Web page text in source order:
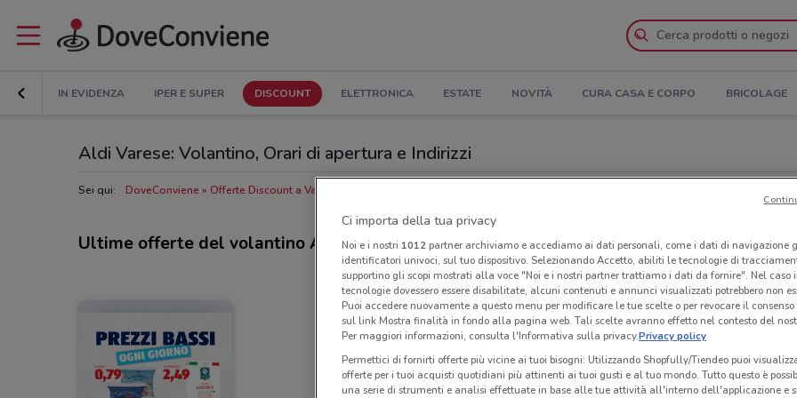
IN EVIDENZA IPER E SUPER DISCOUNT ELETTRONICA ESTATE NOVITÀ CURA CASA E CORPO BRICOLAGE
Aldi Varese: Volantino, Orari di apertura e Indirizzi
Sei qui: DoveConviene Offerte Discount a Varese
Ultime offerte del volantino Aldi
Ci importa della tua privacy
Noi e i nostri 1012partner archiviamo e accediamo ai dati personali, come i dati di navigazione
identificatori univoci, sul tuo dispositivo. Selezionando Accetto, abiliti le tecnologie di
supportino gli scopi mostrati alla voce "Noi e i nostri partner trattiamo i dati da fornire". Nel caso
tecnologie dovessero essere disabilitate, alcuni contenuti e annunci visualizzati potrebbero non
Puoi accedere nuovamente a questo menu per modificare le tue scelte o per revocare il
sul link Mostra finalità in fondo alla pagina web. Tali scelte avranno effetto nel contesto del
Per maggiori informazioni, consulta l'Informativa sulla privacy.Privacy policy
Permettici di fornirti offerte più vicine ai tuoi bisogni: Utilizzando Shopfully/Tiendeo puoi
offerte per i tuoi acquisti quotidiani più attinenti ai tuoi gusti e al tuo mondo. Tutto questo è
una serie di strumenti e analisi effettuate in base alle tue attività all'interno dell'applicazione e